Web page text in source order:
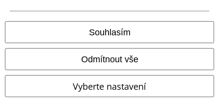
Souhlasím
Odmítnout vše
Vyberte nastavení
Naše online obchody